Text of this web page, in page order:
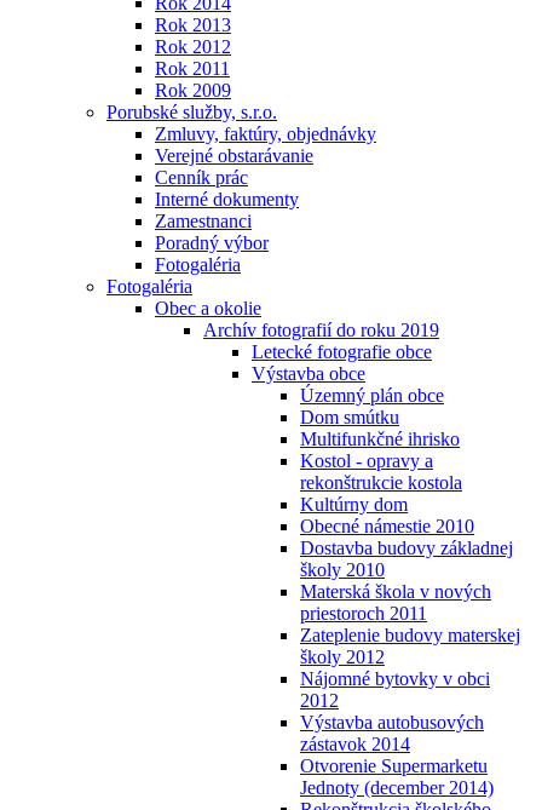
Rok 2013
Rok 2012
Rok 2011
Rok 2009
Porubské služby, s.r.o.
Zmluvy, faktúry, objednávky
Verejné obstarávanie
Cenník prác
Interné dokumenty
Zamestnanci
Poradný výbor
Fotogaléria
Fotogaléria
Obec a okolie
Archív fotografií do roku 2019
Letecké fotografie obce
Výstavba obce
Územný plán obce
Dom smútku
Multifunkčné ihrisko
Kostol - opravy a
rekonštrukcie kostola
Kultúrny dom
Obecné námestie 2010
Dostavba budovy základnej
školy 2010
Materská škola v nových
priestoroch 2011
Zateplenie budovy materskej
školy 2012
Nájomné bytovky v obci
2012
Výstavba autobusových
zástavok 2014
Otvorenie Supermarketu
Jednoty (december 2014)